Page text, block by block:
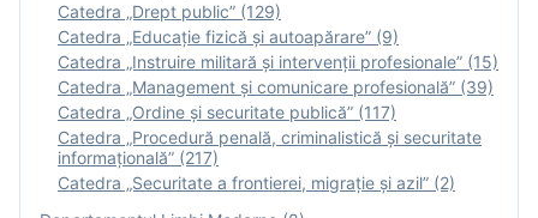
Catedra „Drept public” (129)
Catedra „Educație fizică şi autoapărare” (9)
Catedra „Instruire militară şi intervenţii profesionale” (15)
Catedra „Management și comunicare profesională” (39)
Catedra „Ordine și securitate publică” (117)
Catedra „Procedură penală, criminalistică și securitate
informațională” (217)
Catedra „Securitate a frontierei, migrație și azil” (2)